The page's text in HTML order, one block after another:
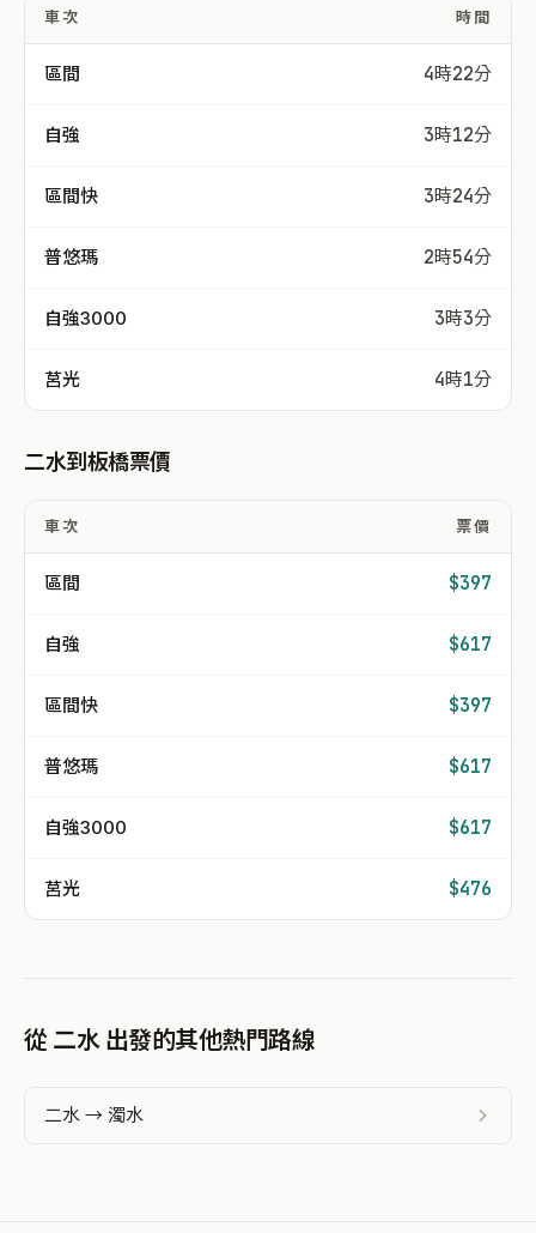
車次 時間
區間 4時22分
自強 3時12分
區間快 3時24分
普悠瑪 2時54分
自強3000 3時3分
莒光 4時1分
二水到板橋票價
車次 票價
區間 $397
自強 $617
區間快 $397
普悠瑪 $617
自強3000 $617
莒光 $476
從 二水 出發的其他熱門路線
二水 → 濁水